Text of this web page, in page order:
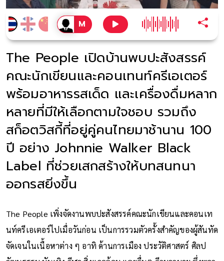
The People เปิดบ้านพบปะสังสรรค์
คณะนักเขียนและคอนเทนท์ครีเอเตอร์
พร้อมอาหารรสเด็ด และเครื่องดื่มหลาก
หลายที่มีให้เลือกตามใจชอบ รวมถึง
สก็อตวิสกี้ที่อยู่คู่คนไทยมาช้านาน 100
ปี อย่าง Johnnie Walker Black
Label ที่ช่วยเสกสร้างให้บทสนทนา
ออกรสยิ่งขึ้น
The People เพิ่งจัดงานพบปะสังสรรค์คณะนักเขียนและคอนเท
นท์ครีเอเตอร์ไปเมื่อวันก่อน เป็นการรวมตัวครั้งสำคัญของผู้สันทัด
จัดเจนในเนื้อหาต่าง ๆ อาทิ ด้านการเมือง ประวัติศาสตร์ ศิลป